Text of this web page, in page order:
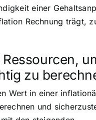
einer
Rechnung trägt,
zu
Wert in einer
und